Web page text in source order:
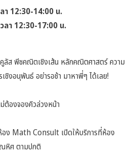
า 12:30-14:00 น.
ลา 12:30-17:00 น.
คูลัส พีชคณิตเชิงเส้น หลักคณิตศาสตร์ ความ
ชิงอนุพันธ์ อย่ารอช้า มาหาพี่ๆ ได้เลย!
ต้องจองคิวล่วงหน้า
อง Math Consult เปิดให้บริการที่ห้อง
หิศ ตามปกติ